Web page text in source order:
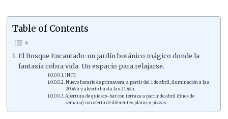
Table of Contents
El Bosque Encantado: un jardín botánico mágico donde la
fantasía cobra vida. Un espacio para relajarse.
INFO:
Nuevo horario de primavera, a partir del 1 de abril, iluminación a las
20.45h y abierto hasta las 21.45h.
Apertura de quiosco-bar con terraza a partir de abril (fines de
semana) con oferta de diferentes platos y pizzas.